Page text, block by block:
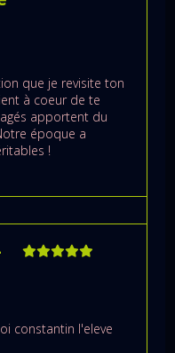
que je revisite ton
à coeur de te
apportent du
époque a
!
constantin l'eleve